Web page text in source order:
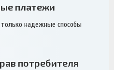
платежи
только надежные способы
потребителя